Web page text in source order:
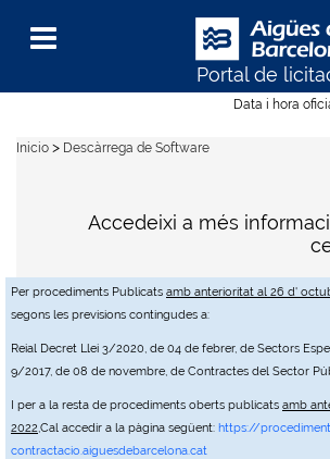
Data i hora
Per procediments Publicats amb anterioritat al 26 d'
segons les previsions contingudes a:
Reial Decret Llei 3/2020, de 04 de febrer, de Sectors
9/2017, de 08 de novembre, de Contractes del Sector
I per a la resta de procediments oberts publicats amb
2022,Cal accedir a la pàgina següent: https://
contractacio.aiguesdebarcelona.cat
Portal de
Menu
Accedeixi a més
Inicio > Descàrrega de Software